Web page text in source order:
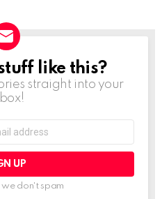
like this?
straight into your
we don't spam